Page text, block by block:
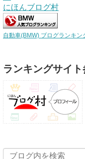
にほんブログ村
自動車(BMW) ブログランキン
ランキングサイト